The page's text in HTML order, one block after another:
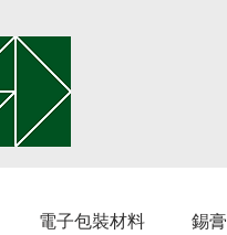
電子包裝材料 錫